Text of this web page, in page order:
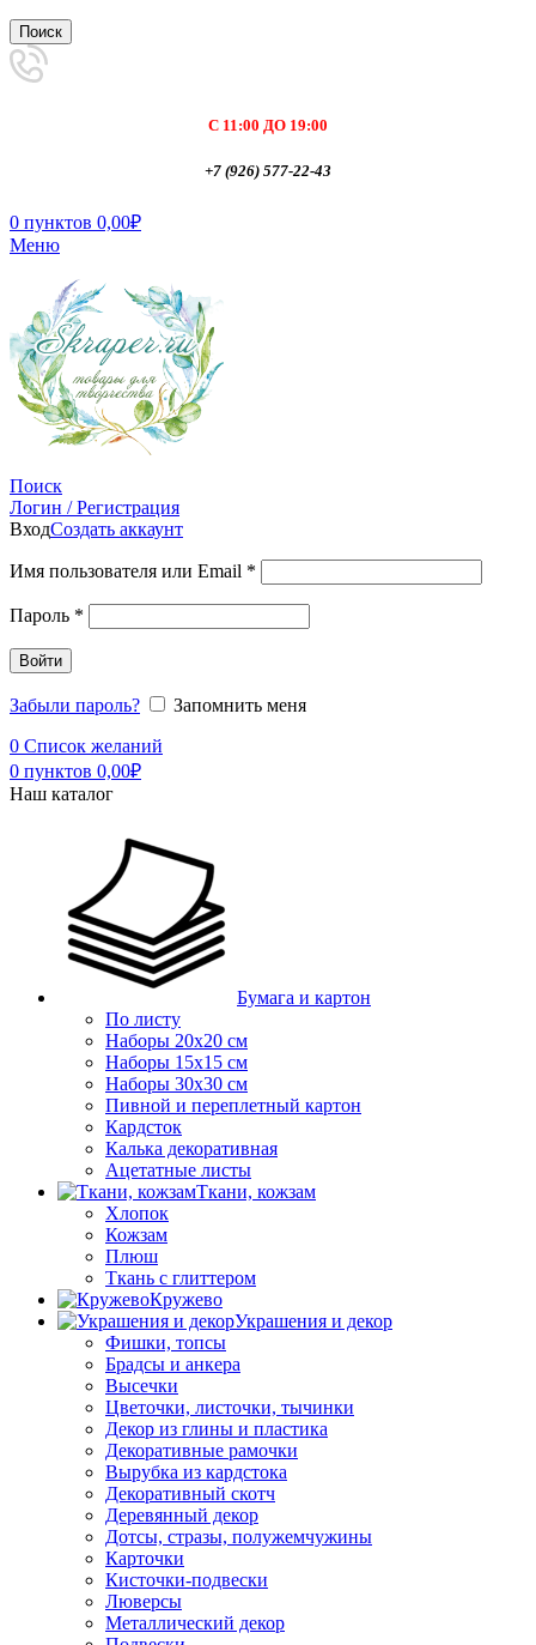
Поиск
С 11:00 ДО 19:00
+7 (926) 577-22-43
0 пунктов 0,00₽
Меню
Поиск
Логин / Регистрация
ВходСоздать аккаунт
Имя пользователя или Email *
Пароль *
Войти
Забыли пароль?
Запомнить меня
0 Список желаний
0 пунктов 0,00₽
Наш каталог
Бумага и картон
По листу
Наборы 20х20 см
Наборы 15х15 см
Наборы 30х30 см
Пивной и переплетный картон
Кардсток
Калька декоративная
Ацетатные листы
Ткани, кожзам
Хлопок
Кожзам
Плюш
Ткань с глиттером
Кружево
Украшения и декор
Фишки, топсы
Брадсы и анкера
Высечки
Цветочки, листочки, тычинки
Декор из глины и пластика
Декоративные рамочки
Вырубка из кардстока
Декоративный скотч
Деревянный декор
Дотсы, стразы, полужемчужины
Карточки
Кисточки-подвески
Люверсы
Металлический декор